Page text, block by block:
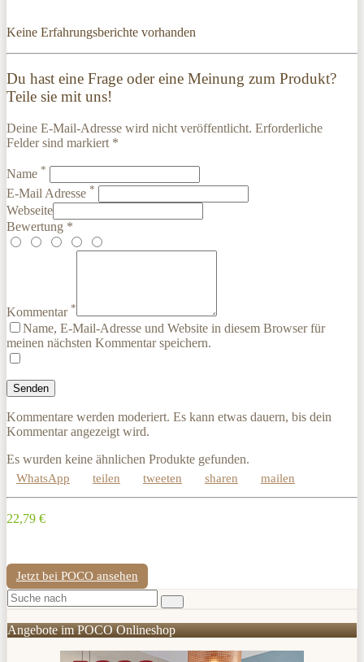
Keine Erfahrungsberichte vorhanden
Du hast eine Frage oder eine Meinung zum Produkt?
Teile sie mit uns!
Deine E-Mail-Adresse wird nicht veröffentlicht. Erforderliche
Felder sind markiert *
Name *
E-Mail Adresse *
Webseite
Bewertung *
Kommentar *
Name, E-Mail-Adresse und Website in diesem Browser für
meinen nächsten Kommentar speichern.
Kommentare werden moderiert. Es kann etwas dauern, bis dein
Kommentar angezeigt wird.
Es wurden keine ähnlichen Produkte gefunden.
WhatsApp teilen tweeten sharen mailen
22,79 €
Jetzt bei POCO ansehen
Angebote im POCO Onlineshop